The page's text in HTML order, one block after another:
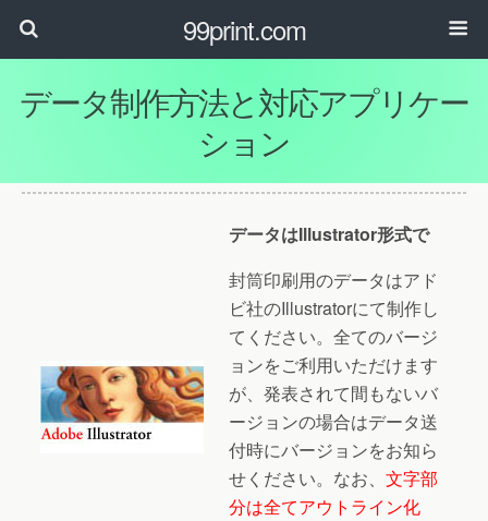
99print.com
データ制作方法と対応アプリケー
ション
データはIllustrator形式で
封筒印刷用のデータはアド
ビ社のIllustratorにて制作し
てください。全てのバージ
ョンをご利用いただけます
が、発表されて間もないバ
ージョンの場合はデータ送
付時にバージョンをお知ら
せください。なお、 文字部
分は全てアウトライン化